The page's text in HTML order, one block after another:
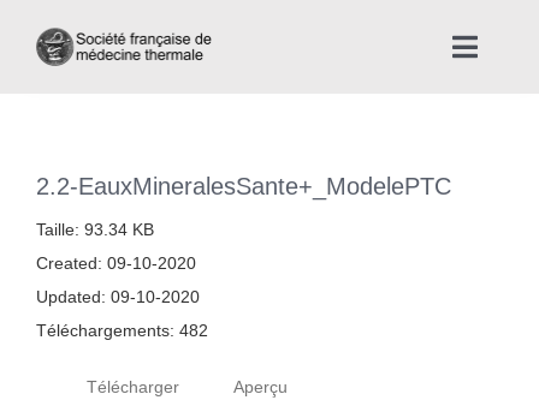
Toggle
2.2-EauxMineralesSante+_ModelePTC
Taille: 93.34 KB
Created: 09-10-2020
Updated: 09-10-2020
Téléchargements: 482
Télécharger Aperçu